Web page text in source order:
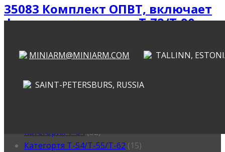
35083 Комплект ОПВТ, включает
фототравления, для T-72/T-90
MINIARM@MINIARM.COM
TALLINN,
SAINT-PETERSBURS, RUSSIA
Категории
Категория Т-34 (32)
Категортя Т-54/Т-55/Т-62 (15)